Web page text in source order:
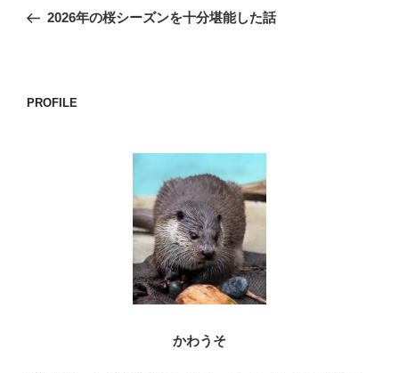
ナ
ー
の
2026年の桜シーズンを十分堪能した話
PROFILE
かわうそ